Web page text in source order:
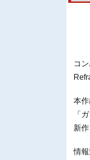
コ
本
「
新
情報